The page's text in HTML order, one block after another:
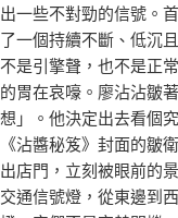
出一些不對勁的信號。
了一個持續不斷、低
不是引擎聲，也不是正
的胃在哀嚎。廖沾沾皺
想」。他決定出去看個
《沾醬秘笈》封面的皺
出店門，立刻被眼前的
交通信號燈，從東邊到